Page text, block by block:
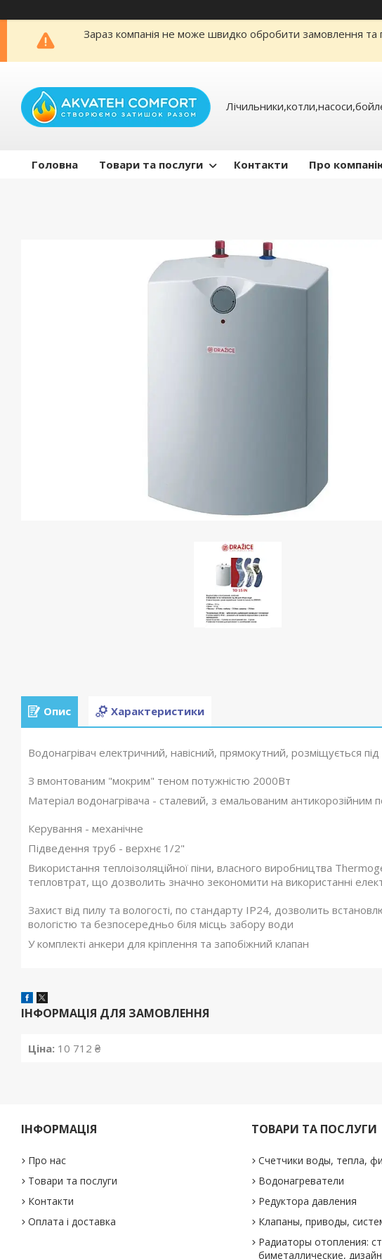
Зараз компанія не може швидко обробити замовлення та
Головна Товари та послуги Контакти Про
Опис Характеристики
Водонагрівач електричний, навісний, прямокутний, розміщується
З вмонтованим "мокрим" теном потужністю 2000Вт
Матеріал водонагрівача - сталевий, з емальованим антикорозійним
Керування - механічне
Підведення труб - верхнє 1/2"
Використання теплоізоляційної піни, власного виробництва
тепловтрат, що дозволить значно зекономити на використанні
Захист від пилу та вологості, по стандарту ІР24, дозволить
вологістю та безпосередньо біля місць забору води
У комплекті анкери для кріплення та запобіжний клапан
ІНФОРМАЦІЯ ДЛЯ ЗАМОВЛЕННЯ
Ціна: 10 712 ₴
ІНФОРМАЦІЯ
Про нас
Товари та послуги
Контакти
Оплата і доставка
ТОВАРИ ТА ПОСЛУГИ
Счетчики воды, тепла,
Водонагреватели
Редуктора давления
Клапаны, приводы,
Радиаторы отопления:
биметаллические,